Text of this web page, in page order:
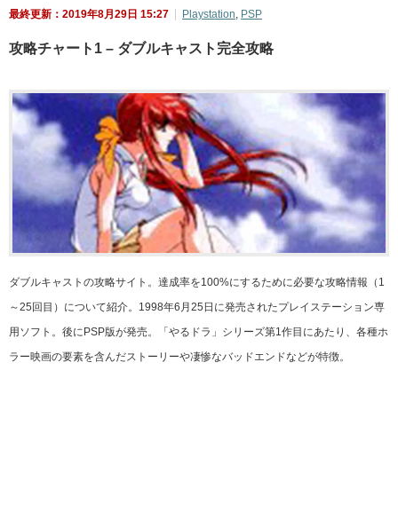
最終更新：2019年8月29日 15:27 Playstation, PSP
攻略チャート1 – ダブルキャスト完全攻略
ダブルキャストの攻略サイト。達成率を100%にするために必要な攻略情報（1
～25回目）について紹介。1998年6月25日に発売されたプレイステーション専
用ソフト。後にPSP版が発売。「やるドラ」シリーズ第1作目にあたり、各種ホ
ラー映画の要素を含んだストーリーや凄惨なバッドエンドなどが特徴。